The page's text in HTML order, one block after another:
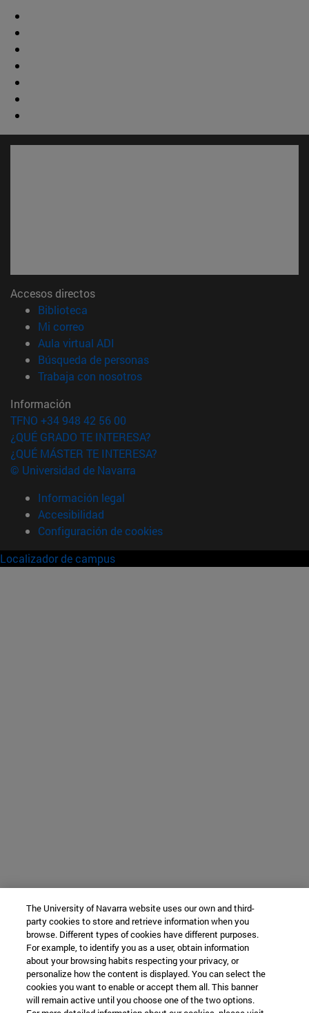
Accesos directos
Biblioteca
Mi correo(abre en nueva ventana)
Aula virtual ADI
Búsqueda de personas(abre en nueva ventana)
Trabaja con nosotros(abre en nueva ventana)
Información
TFNO +34 948 42 56 00
¿QUÉ GRADO TE INTERESA?
¿QUÉ MÁSTER TE INTERESA?
© Universidad de Navarra
Información legal
Accesibilidad
Configuración de cookies
Localizador de campus
The University of Navarra website uses our own and third-
party cookies to store and retrieve information when you
browse. Different types of cookies have different purposes.
For example, to identify you as a user, obtain information
about your browsing habits respecting your privacy, or
personalize how the content is displayed. You can select the
cookies you want to enable or accept them all. This banner
will remain active until you choose one of the two options.